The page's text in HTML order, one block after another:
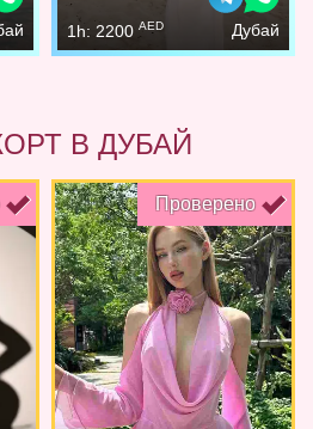
1h: 2200 AED Дубай
В ДУБАЙ
Проверено